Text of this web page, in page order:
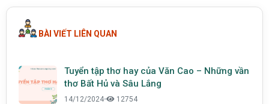
BÀI VIẾT LIÊN QUAN
Tuyển tập thơ hay của Văn Cao – Những vần
thơ Bất Hủ và Sâu Lắng
14/12/2024• 12754